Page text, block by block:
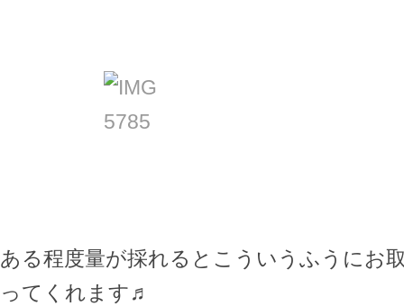
ある程度量が採れるとこういうふうにお
ってくれます♬